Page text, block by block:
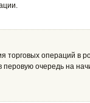
торговых операций в
перовую очередь на